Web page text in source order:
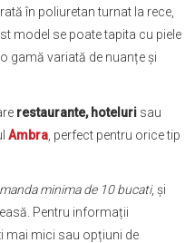
în poliuretan turnat la rece,
model se poate tapita cu piele
gamă variată de nuanțe și
restaurante, hoteluri sau
Ambra , perfect pentru orice tip
minima de 10 bucati, și
Pentru informații
mai mici sau opțiuni de